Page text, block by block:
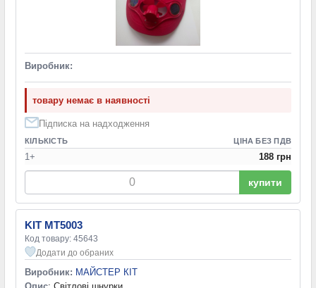
Виробник:
товару немає в наявності
Підписка на надходження
КІЛЬКІСТЬ ЦІНА БЕЗ ПДВ
1+ 188 грн
купити
KIT MT5003
Код товару: 45643
Додати до обраних
Виробник: МАЙСТЕР КІТ